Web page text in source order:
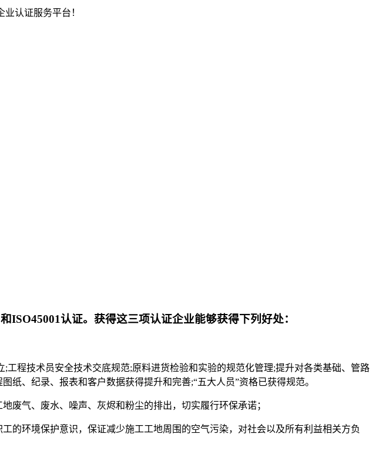
认证服务平台！
认证。获得这三项认证企业能够获得下列好处：
程技术员安全技术交底规范;原料进货检验和实验的规范化管理;提升对各类基础、管路
、纪录、报表和客户数据获得提升和完善;“五大人员”资格已获得规范。
废气、废水、噪声、灰烬和粉尘的排出，切实履行环保承诺；
的环境保护意识，保证减少施工工地周围的空气污染，对社会以及所有利益相关方负